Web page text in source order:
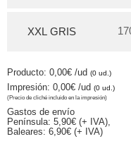
XXL GRIS
Producto: 0,00€ /ud (0 ud.)
Impresión: 0,00€ /ud (0 ud.)
(Precio de cliché incluido en la impresión)
Gastos de envío
Península: 5,90€ (+ IVA),
Baleares: 6,90€ (+ IVA)